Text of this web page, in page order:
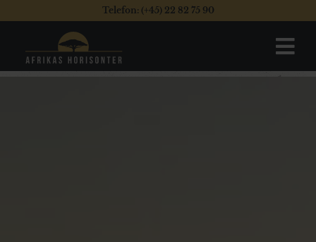
Telefon: (+45) 22 82 75 90